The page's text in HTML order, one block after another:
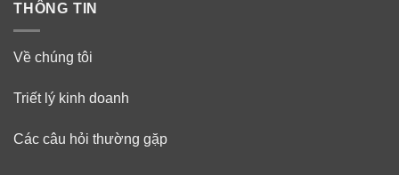
THÔNG TIN
Về chúng tôi
Triết lý kinh doanh
Các câu hỏi thường gặp